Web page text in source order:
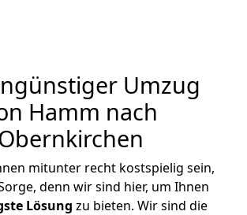
Umzug
Hamm nach
mitunter recht kostspielig sein,
denn wir sind hier, um Ihnen
Lösung zu bieten. Wir sind die